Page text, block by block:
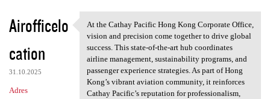
Airofficelo
cation
31.10.2025
Adres
At the Cathay Pacific Hong
At the Cathay Pacific Hong Kong Corporate Office,
vision and precision come together to drive global
success. This state-of-the-art hub coordinates
airline management, sustainability programs, and
passenger experience strategies. As part of Hong
Kong’s vibrant aviation community, it reinforces
Cathay Pacific’s reputation for professionalism,